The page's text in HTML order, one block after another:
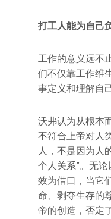
打工人能为自己
工作的意义远不
们不仅靠工作维
事定义和理解自
沃弗认为从根本
不符合上帝对人
人，不是因为人
个人关系”。无
效为借口，当它
命、剥夺生存的
帝的创造，否定